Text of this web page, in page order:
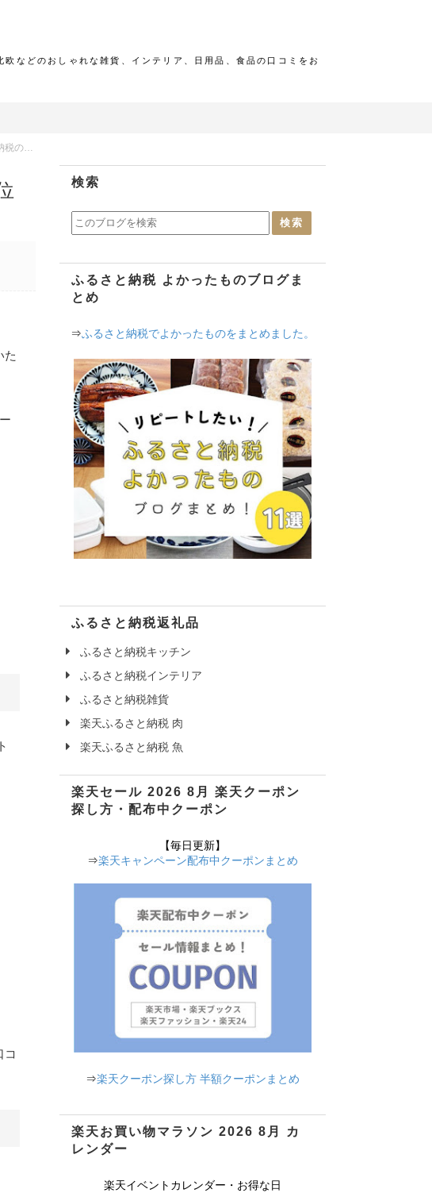
などのおしゃれな雑貨、インテリア、日用品、食品の口コミをお
さと納税高反発マットレス
た
コ
検索
ふるさと納税 よかったものブログま
とめ
⇒ふるさと納税でよかったものをまとめました。
ふるさと納税返礼品
ふるさと納税キッチン
ふるさと納税インテリア
ふるさと納税雑貨
楽天ふるさと納税 肉
楽天ふるさと納税 魚
楽天セール 2026 8月 楽天クーポン
探し方・配布中クーポン
【毎日更新】
⇒楽天キャンペーン配布中クーポンまとめ
⇒楽天クーポン探し方 半額クーポンまとめ
楽天お買い物マラソン 2026 8月 カ
レンダー
楽天イベントカレンダー・お得な日